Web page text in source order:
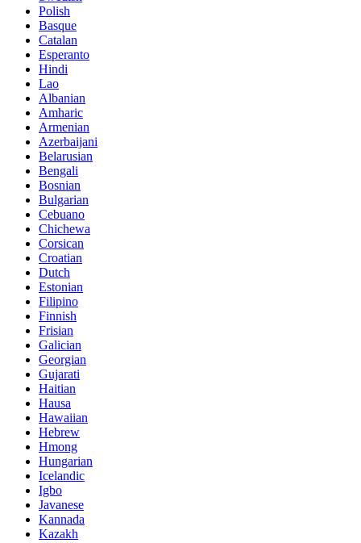
Polish
Basque
Catalan
Esperanto
Hindi
Lao
Albanian
Amharic
Armenian
Azerbaijani
Belarusian
Bengali
Bosnian
Bulgarian
Cebuano
Chichewa
Corsican
Croatian
Dutch
Estonian
Filipino
Finnish
Frisian
Galician
Georgian
Gujarati
Haitian
Hausa
Hawaiian
Hebrew
Hmong
Hungarian
Icelandic
Igbo
Javanese
Kannada
Kazakh